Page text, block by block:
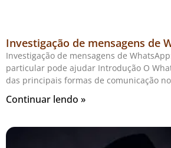
Investigação de mensagens de
Investigação de mensagens de
particular pode ajudar Introdução O
das principais formas de comunicação
Continuar lendo »